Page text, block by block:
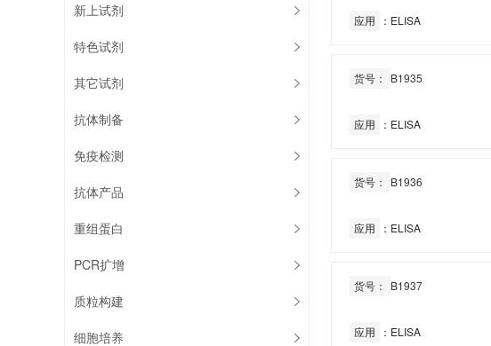
新上试剂
特色试剂
其它试剂
抗体制备
免疫检测
抗体产品
重组蛋白
PCR扩增
质粒构建
细胞培养
应用
：ELISA
货号： B1935
应用
：ELISA
货号： B1936
应用
：ELISA
货号： B1937
应用
：ELISA